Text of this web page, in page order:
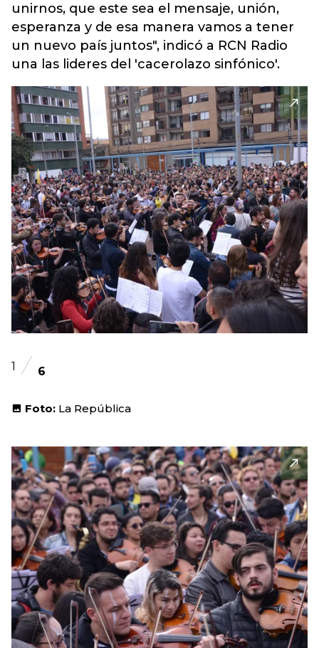
unirnos, que este sea el mensaje, unión,
esperanza y de esa manera vamos a tener
un nuevo país juntos", indicó a RCN Radio
una las lideres del 'cacerolazo sinfónico'.
1 6
Foto: La República